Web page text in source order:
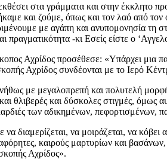
στα γράμματα και στην έκκλητο
και ζούμε, όπως και τον λαό από
με αγάπη και ανυπομονησία τη
πραγματικότητα -κι Εσείς είστε ο
Αχρίδος προσέθεσε: «Υπάρχει μια
Αχρίδος συνδέονται με το Ιερό
με μεγαλοπρεπή και πολυτελή
θλιβερές και δύσκολες στιγμές, όμως
των αδικημένων,
διαμερίζεται, να μοιράζεται, να
καιρούς μαρτυρίων και
Αχρίδος».